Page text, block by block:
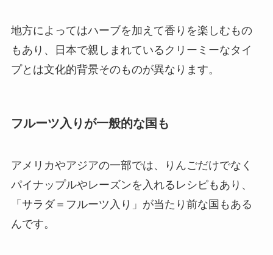
地方によってはハーブを加えて香りを楽しむもの
もあり、日本で親しまれているクリーミーなタイ
プとは文化的背景そのものが異なります。
フルーツ入りが一般的な国も
アメリカやアジアの一部では、りんごだけでなく
パイナップルやレーズンを入れるレシピもあり、
「サラダ＝フルーツ入り」が当たり前な国もある
んです。